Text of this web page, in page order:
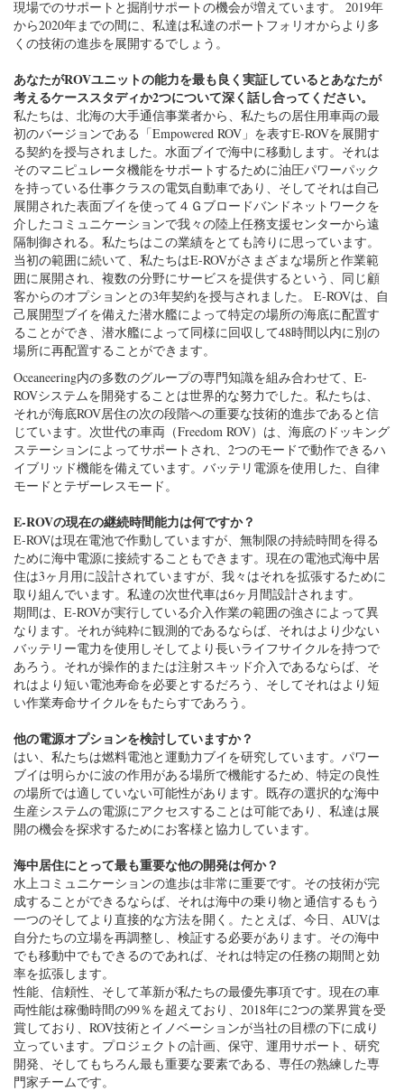
現場でのサポートと掘削サポートの機会が増えています。 2019年
から2020年までの間に、私達は私達のポートフォリオからより多
くの技術の進歩を展開するでしょう。
あなたがROVユニットの能力を最も良く実証しているとあなたが
考えるケーススタディか2つについて深く話し合ってください。
私たちは、北海の大手通信事業者から、私たちの居住用車両の最
初のバージョンである「Empowered ROV」を表すE-ROVを展開す
る契約を授与されました。水面ブイで海中に移動します。それは
そのマニピュレータ機能をサポートするために油圧パワーパック
を持っている仕事クラスの電気自動車であり、そしてそれは自己
展開された表面ブイを使って４Ｇブロードバンドネットワークを
介したコミュニケーションで我々の陸上任務支援センターから遠
隔制御される。私たちはこの業績をとても誇りに思っています。
当初の範囲に続いて、私たちはE-ROVがさまざまな場所と作業範
囲に展開され、複数の分野にサービスを提供するという、同じ顧
客からのオプションとの3年契約を授与されました。 E-ROVは、自
己展開型ブイを備えた潜水艦によって特定の場所の海底に配置す
ることができ、潜水艦によって同様に回収して48時間以内に別の
場所に再配置することができます。
Oceaneering内の多数のグループの専門知識を組み合わせて、E-
ROVシステムを開発することは世界的な努力でした。私たちは、
それが海底ROV居住の次の段階への重要な技術的進歩であると信
じています。次世代の車両（Freedom ROV）は、海底のドッキング
ステーションによってサポートされ、2つのモードで動作できるハ
イブリッド機能を備えています。バッテリ電源を使用した、自律
モードとテザーレスモード。
E-ROVの現在の継続時間能力は何ですか？
E-ROVは現在電池で作動していますが、無制限の持続時間を得る
ために海中電源に接続することもできます。現在の電池式海中居
住は3ヶ月用に設計されていますが、我々はそれを拡張するために
取り組んでいます。私達の次世代車は6ヶ月間設計されます。
期間は、E-ROVが実行している介入作業の範囲の強さによって異
なります。それが純粋に観測的であるならば、それはより少ない
バッテリー電力を使用しそしてより長いライフサイクルを持つで
あろう。それが操作的または注射スキッド介入であるならば、そ
れはより短い電池寿命を必要とするだろう、そしてそれはより短
い作業寿命サイクルをもたらすであろう。
他の電源オプションを検討していますか？
はい、私たちは燃料電池と運動力ブイを研究しています。パワー
ブイは明らかに波の作用がある場所で機能するため、特定の良性
の場所では適していない可能性があります。既存の選択的な海中
生産システムの電源にアクセスすることは可能であり、私達は展
開の機会を探求するためにお客様と協力しています。
海中居住にとって最も重要な他の開発は何か？
水上コミュニケーションの進歩は非常に重要です。その技術が完
成することができるならば、それは海中の乗り物と通信するもう
一つのそしてより直接的な方法を開く。たとえば、今日、AUVは
自分たちの立場を再調整し、検証する必要があります。その海中
でも移動中でもできるのであれば、それは特定の任務の期間と効
率を拡張します。
性能、信頼性、そして革新が私たちの最優先事項です。現在の車
両性能は稼働時間の99％を超えており、2018年に2つの業界賞を受
賞しており、ROV技術とイノベーションが当社の目標の下に成り
立っています。プロジェクトの計画、保守、運用サポート、研究
開発、そしてもちろん最も重要な要素である、専任の熟練した専
門家チームです。